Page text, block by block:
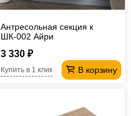
Антресольная секция к
ШК-002 Айри
3 330 ₽
В корзину
Купить в 1 клик